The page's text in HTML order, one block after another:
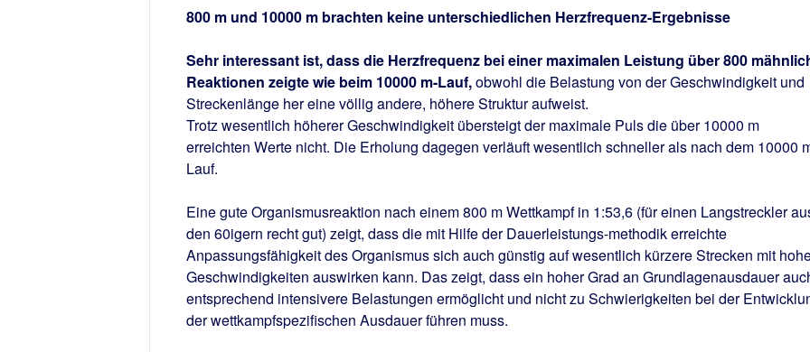
800 m und 10000 m brachten keine unterschiedlichen Herzfrequenz-Ergebnisse
Sehr interessant ist, dass die Herzfrequenz bei einer maximalen Leistung über 800
Reaktionen zeigte wie beim 10000 m-Lauf,obwohl die Belastung von der Geschwindigkeit und
Streckenlänge her eine völlig andere, höhere Struktur aufweist.
Trotz wesentlich höherer Geschwindigkeit übersteigt der maximale Puls die über 10000 m
erreichten Werte nicht. Die Erholung dagegen verläuft wesentlich schneller als nach dem 10000
Lauf.
Eine gute Organismusreaktion nach einem 800 m Wettkampf in 1:53,6 (für einen Langstreckler
den 60igern recht gut) zeigt, dass die mit Hilfe der Dauerleistungs-methodik erreichte
Anpassungsfähigkeit des Organismus sich auch günstig auf wesentlich kürzere Strecken mit
Geschwindigkeiten auswirken kann. Das zeigt, dass ein hoher Grad an Grundlagenausdauer
entsprechend intensivere Belastungen ermöglicht und nicht zu Schwierigkeiten bei der
der wettkampfspezifischen Ausdauer führen muss.